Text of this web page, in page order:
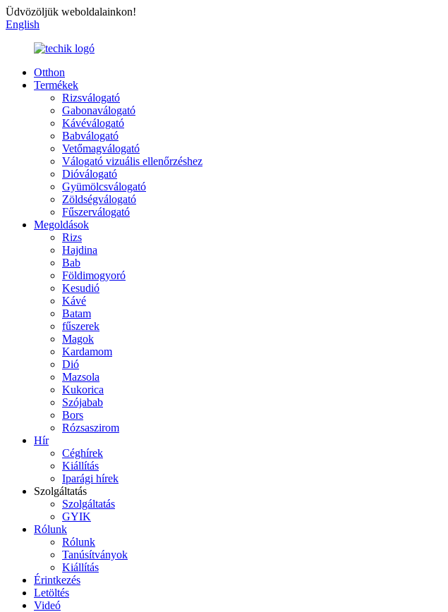
Üdvözöljük weboldalainkon!
English
Otthon
Termékek
Rizsválogató
Gabonaválogató
Kávéválogató
Babválogató
Vetőmagválogató
Válogató vizuális ellenőrzéshez
Dióválogató
Gyümölcsválogató
Zöldségválogató
Fűszerválogató
Megoldások
Rizs
Hajdina
Bab
Földimogyoró
Kesudió
Kávé
Batam
fűszerek
Magok
Kardamom
Dió
Mazsola
Kukorica
Szójabab
Bors
Rózsaszirom
Hír
Céghírek
Kiállítás
Iparági hírek
Szolgáltatás
Szolgáltatás
GYIK
Rólunk
Rólunk
Tanúsítványok
Kiállítás
Érintkezés
Letöltés
Videó